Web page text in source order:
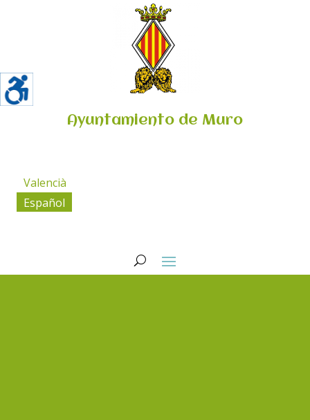
Ayuntamiento de Muro
Valencià
Español